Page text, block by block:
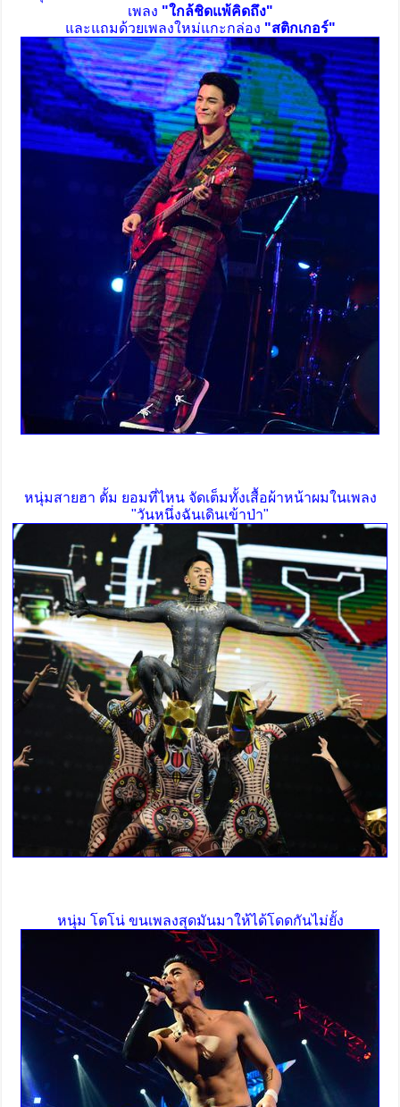
เพลง "ใกล้ชิดแพ้คิดถึง"
และแถมด้วยเพลงใหม่แกะกล่อง "สติกเกอร์"
หนุ่มสายฮา ตั้ม ยอมที่ไหน จัดเต็มทั้งเสื้อผ้าหน้าผมในเพลง
"วันหนึ่งฉันเดินเข้าป่า"
หนุ่ม โตโน่ ขนเพลงสุดมันมาให้ได้โดดกันไม่ยั้ง